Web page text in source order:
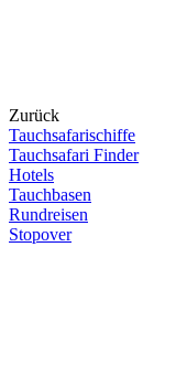
Zurück
Tauchsafarischiffe
Tauchsafari Finder
Hotels
Tauchbasen
Rundreisen
Stopover